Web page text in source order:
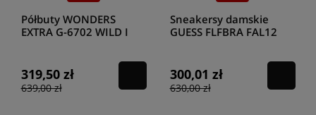
Półbuty WONDERS
EXTRA G-6702 WILD I
319,50 zł
639,00 zł
Sneakersy damskie
GUESS FLFBRA FAL12
300,01 zł
630,00 zł